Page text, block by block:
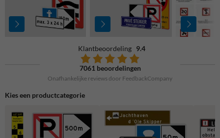
Klantbeoordeling 9.4
7061 beoordelingen
Onafhankelijke reviews door FeedbackCompany
Kies een productcategorie